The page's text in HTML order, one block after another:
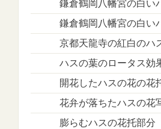
鎌倉鶴岡八幡宮の白い
鎌倉鶴岡八幡宮の白い
京都天龍寺の紅白のハ
ハスの葉のロータス効
開花したハスの花の花
花弁が落ちたハスの花
膨らむハスの花托部分